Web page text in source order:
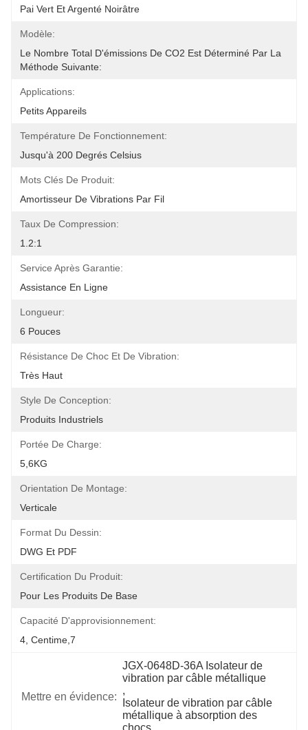
Pai Vert Et Argenté Noirâtre
Modèle:
Le Nombre Total D'émissions De CO2 Est Déterminé Par La
Méthode Suivante:
Applications:
Petits Appareils
Température De Fonctionnement:
Jusqu'à 200 Degrés Celsius
Mots Clés De Produit:
Amortisseur De Vibrations Par Fil
Taux De Compression:
1.2:1
Service Après Garantie:
Assistance En Ligne
Longueur:
6 Pouces
Résistance De Choc Et De Vibration:
Très Haut
Style De Conception:
Produits Industriels
Portée De Charge:
5,6KG
Orientation De Montage:
Verticale
Format Du Dessin:
DWG Et PDF
Certification Du Produit:
Pour Les Produits De Base
Capacité D'approvisionnement:
4, Centime,7
Mettre en évidence:
JGX-0648D-36A Isolateur de
vibration par câble métallique
,
Isolateur de vibration par câble
métallique à absorption des
chocs